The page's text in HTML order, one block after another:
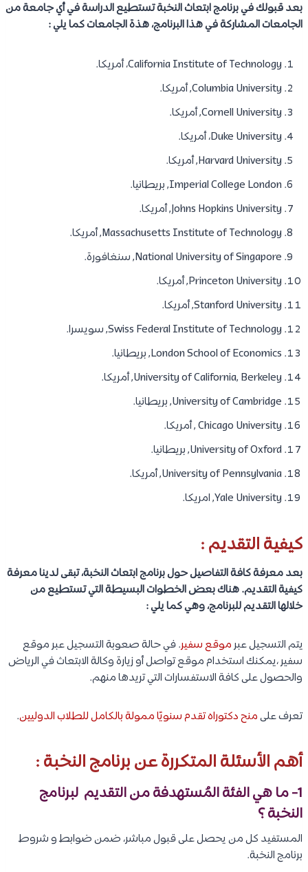
بعد قبولك في برنامج ابتعاث النخبة تستطيع الدراسة في أي جامعة من
الجامعات المشاركة في هذا البرنامج، هذة الجامعات كما يلي :
California Institute of Technology، أمريكا.
Columbia University, أمريكا.
Cornell University, أمريكا.
Duke University، أمريكا.
Harvard University, أمريكا.
Imperial College London, بريطانيا.
Johns Hopkins University, أمريكا.
Massachusetts Institute of Technology, أمريكا.
National University of Singapore, سنغافورة.
Princeton University, أمريكا.
Stanford University, أمريكا.
Swiss Federal Institute of Technology, سويسرا.
London School of Economics, بريطانيا.
University of California, Berkeley, أمريكا.
University of Cambridge, بريطانيا.
Chicago University , أمريكا.
University of Oxford, بريطانيا.
University of Pennsylvania, أمريكا.
Yale University, امريكا.
كيفية التقديم :
بعد معرفة كافة التفاصيل حول برنامج ابتعاث النخبة، تبقى لدينا معرفة
كيفية التقديم. هناك بعض الخطوات البسيطة التي تستطيع من
خلالها التقديم للبرنامج، وهي كما يلي :
يتم التسجيل عبرموقع سفير. في حالة صعوبة التسجيل عبر موقع
سفير ،يمكنك استخدام موقع تواصل أو زيارة وكالة الابتعاث في الرياض
والحصول على كافة الاستفسارات التي تريدها منهم.
تعرف علىمنح دكتوراه تقدم سنويًا ممولة بالكامل للطلاب الدوليين.
أهم الأسئلة المتكررة عن برنامج النخبة :
1- ما هي الفئة المُستهدفة من التقديم لبرنامج
النخبة ؟​
المستفيد كل من يحصل على قبول مباشر، ضمن ضوابط و شروط
برنامج النخبة.​